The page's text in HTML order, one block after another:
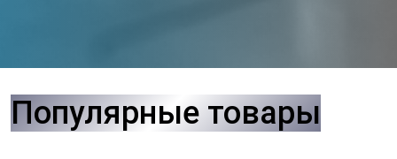
Популярные товары